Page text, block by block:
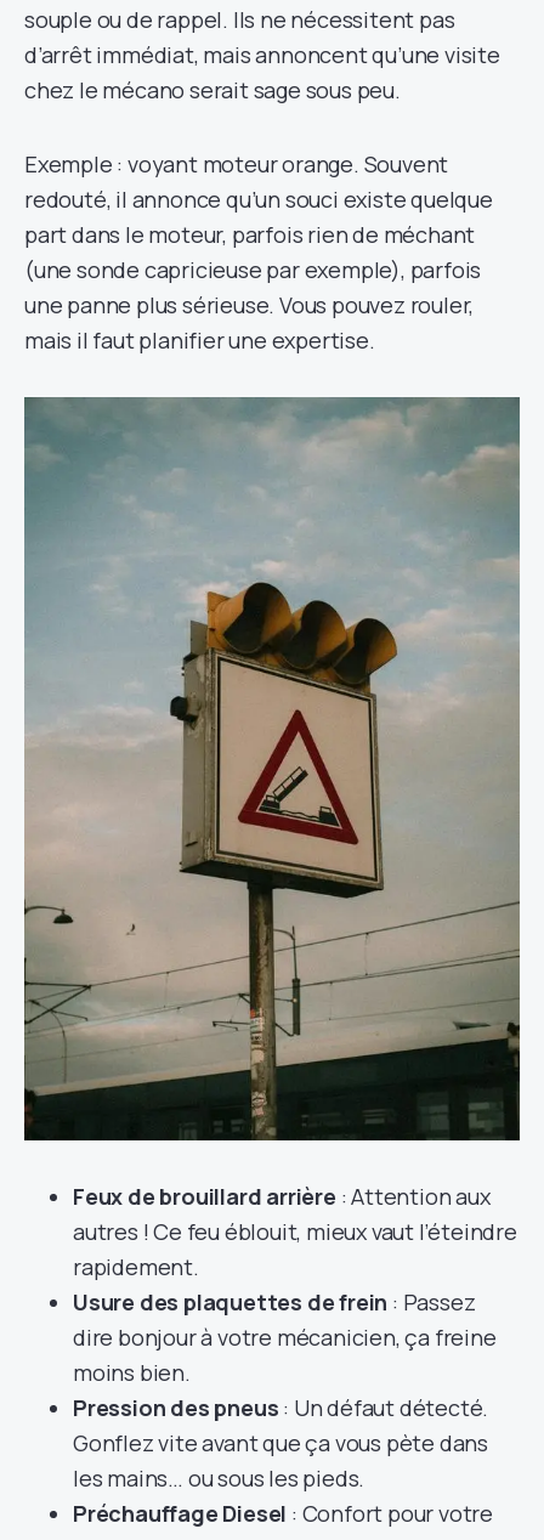
souple ou de rappel. Ils ne nécessitent pas
d’arrêt immédiat, mais annoncent qu’une visite
chez le mécano serait sage sous peu.
Exemple : voyant moteur orange. Souvent
redouté, il annonce qu’un souci existe quelque
part dans le moteur, parfois rien de méchant
(une sonde capricieuse par exemple), parfois
une panne plus sérieuse. Vous pouvez rouler,
mais il faut planifier une expertise.
Feux de brouillard arrière : Attention aux
autres ! Ce feu éblouit, mieux vaut l’éteindre
rapidement.
Usure des plaquettes de frein : Passez
dire bonjour à votre mécanicien, ça freine
moins bien.
Pression des pneus : Un défaut détecté.
Gonflez vite avant que ça vous pète dans
les mains… ou sous les pieds.
Préchauffage Diesel : Confort pour votre